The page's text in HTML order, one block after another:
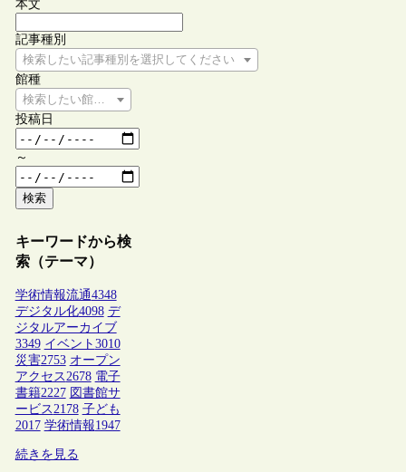
本文
記事種別
検索したい記事種別を選択してください
館種
検索したい館種を選択してください
投稿日
～
検索
キーワードから検
索（テーマ）
学術情報流通4348
デジタル化4098 デ
ジタルアーカイブ
3349 イベント 3010
災害2753 オープン
アクセス 2678 電子
書籍2227 図書館サ
ービス 2178 子ども
2017 学術情報1947
続きを見る